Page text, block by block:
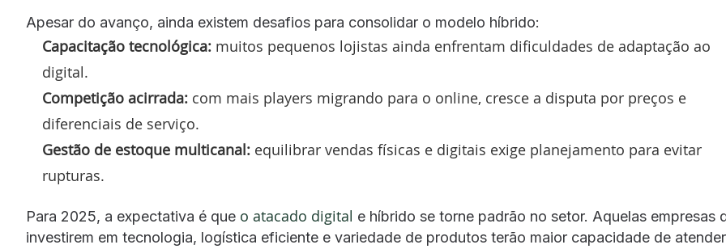
Apesar do avanço, ainda existem desafios para consolidar o modelo híbrido:
Capacitação tecnológica: muitos pequenos lojistas ainda enfrentam dificuldades de adaptação ao
digital.
Competição acirrada: com mais players migrando para o online, cresce a disputa por preços e
diferenciais de serviço.
Gestão de estoque multicanal: equilibrar vendas físicas e digitais exige planejamento para evitar
rupturas.
Para 2025, a expectativa é que o atacado digital e híbrido se torne padrão no setor. Aquelas empresas
investirem em tecnologia, logística eficiente e variedade de produtos terão maior capacidade de